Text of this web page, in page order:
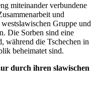
miteinander verbundene
und
Gruppe und
Die Sorben sind eine
während die Tschechen in
beheimatet sind.
durch ihren slawischen